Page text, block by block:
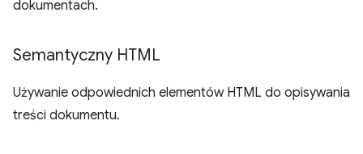
dokumentach.
Semantyczny HTML
Używanie odpowiednich elementów HTML do opisywania
treści dokumentu.